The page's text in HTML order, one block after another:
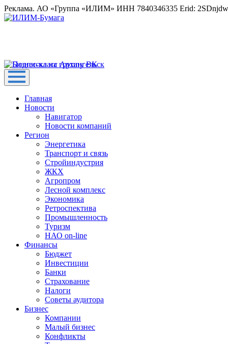
Реклама. АО «Группа «ИЛИМ» ИНН 7840346335 Erid:
Главная
Новости
Навигатор
Новости компаний
Регион
Энергетика
Транспорт и связь
Стройиндустрия
ЖКХ
Агропром
Лесной комплекс
Экономика
Ретроспектива
Промышленность
Туризм
НАО on-line
Финансы
Бюджет
Инвестиции
Банки
Страхование
Налоги
Советы аудитора
Бизнес
Компании
Малый бизнес
Конфликты